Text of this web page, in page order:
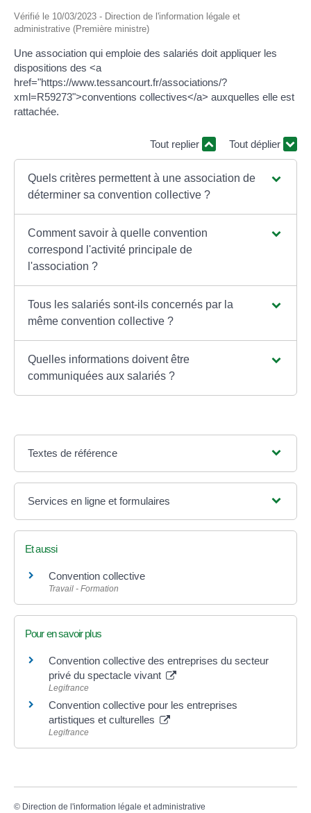
Vérifié le 10/03/2023 - Direction de l'information légale et
administrative (Première ministre)
Une association qui emploie des salariés doit appliquer les
dispositions des <a
href="https://www.tessancourt.fr/associations/?
xml=R59273">conventions collectives</a> auxquelles elle est
rattachée.
Tout replier Tout déplier
Quels critères permettent à une association de
déterminer sa convention collective ?
Comment savoir à quelle convention
correspond l'activité principale de
l'association ?
Tous les salariés sont-ils concernés par la
même convention collective ?
Quelles informations doivent être
communiquées aux salariés ?
Textes de référence
Services en ligne et formulaires
Et aussi
Convention collective
Travail - Formation
Pour en savoir plus
Convention collective des entreprises du secteur
privé du spectacle vivant
Legifrance
Convention collective pour les entreprises
artistiques et culturelles
Legifrance
© Direction de l'information légale et administrative